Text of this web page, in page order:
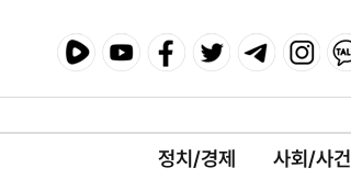
정치/경제 사회/사건